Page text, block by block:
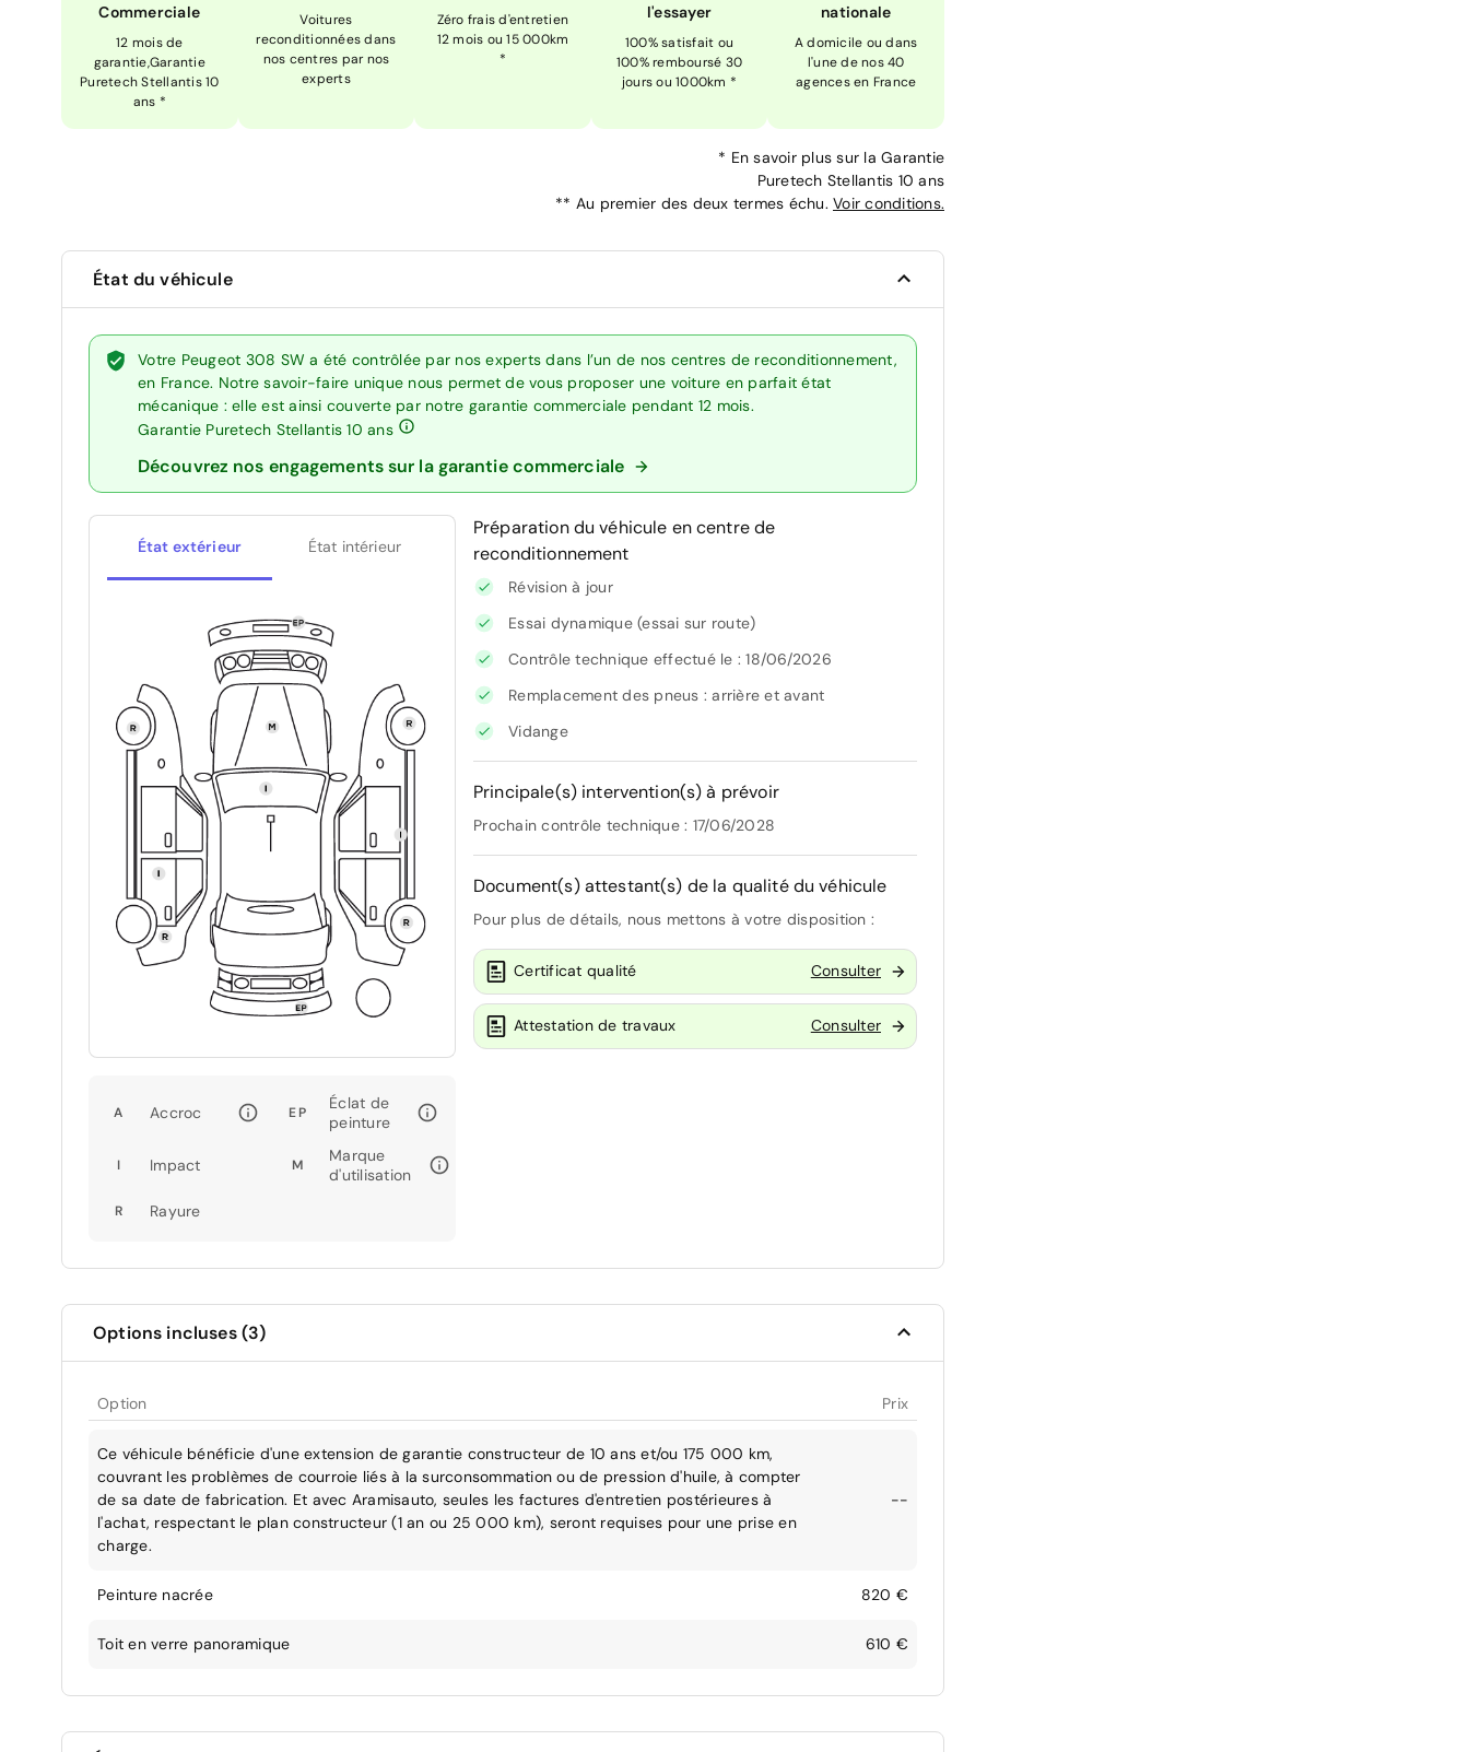
Commerciale
12 mois de
garantie,Garantie
Puretech Stellantis 10
ans *
Voitures
reconditionnées dans
nos centres par nos
experts
Zéro frais d'entretien
12 mois ou 15 000km
*
l'essayer
100% satisfait ou
100% remboursé 30
jours ou 1000km *
nationale
A domicile ou dans
l'une de nos 40
agences en France
* En savoir plus sur la Garantie
Puretech Stellantis 10 ans
** Au premier des deux termes échu. Voir conditions.
État du véhicule
Votre Peugeot 308 SW a été contrôlée par nos experts dans l’un de nos centres de reconditionnement,
en France. Notre savoir-faire unique nous permet de vous proposer une voiture en parfait état
mécanique : elle est ainsi couverte par notre garantie commerciale pendant 12 mois.
Garantie Puretech Stellantis 10 ans
Découvrez nos engagements sur la garantie commerciale
État extérieur État intérieur
A Accroc EP
Éclat de
peinture
I Impact M
Marque
d'utilisation
R Rayure
Préparation du véhicule en centre de
reconditionnement
Révision à jour
Essai dynamique (essai sur route)
Contrôle technique effectué le : 18/06/2026
Remplacement des pneus : arrière et avant
Vidange
Principale(s) intervention(s) à prévoir
Prochain contrôle technique : 17/06/2028
Document(s) attestant(s) de la qualité du véhicule
Pour plus de détails, nous mettons à votre disposition :
Certificat qualité Consulter
Attestation de travaux Consulter
Options incluses (3)
Option Prix
Ce véhicule bénéficie d'une extension de garantie constructeur de 10 ans et/ou 175 000 km,
couvrant les problèmes de courroie liés à la surconsommation ou de pression d'huile, à compter
de sa date de fabrication. Et avec Aramisauto, seules les factures d'entretien postérieures à
l'achat, respectant le plan constructeur (1 an ou 25 000 km), seront requises pour une prise en
charge.
--
Peinture nacrée 820 €
Toit en verre panoramique 610 €